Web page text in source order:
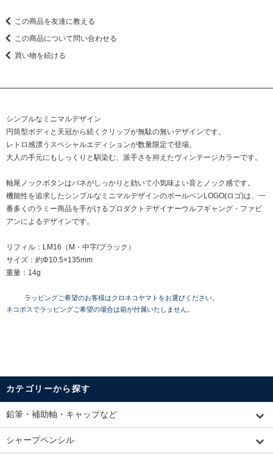
この商品を友達に教える
この商品について問い合わせる
買い物を続ける
シンプルなミニマルデザイン
円筒型ボディと天冠から続くクリップが無駄の無いデザインです。
レトロ感漂うスペシャルエディションが数量限定で登場。
大人の手元にもしっくりと馴染む、派手さを抑えたヴィンテージカラーです。
軸尾ノックボタンはバネがしっかりと効いて小気味よい音とノック感です。
機能性を追求したシンプルなミニマルデザインのボールペンLOGO(ロゴ)は、一
番多くのラミー商品を手がけるプロダクトデザイナーウルフギャング・ファビ
アンによるデザインです。
リフィル：LM16（M・中字/ブラック）
サイズ：約Φ10.5×135mm
重量：14g
ラッピングご希望のお客様はクロネコヤマトをお選びください。
ネコポスでラッピングご希望の場合は箱が付属いたしません。
カテゴリーから探す
鉛筆・補助軸・キャップなど
シャープペンシル